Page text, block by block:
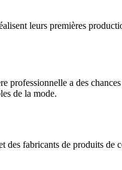
leurs premières
a des
de la mode.
des fabricants de produits de